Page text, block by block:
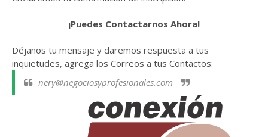
¡Puedes Contactarnos Ahora!
Déjanos tu mensaje y daremos respuesta a tus
inquietudes, agrega los Correos a tus Contactos:
nery@negociosyprofesionales.com